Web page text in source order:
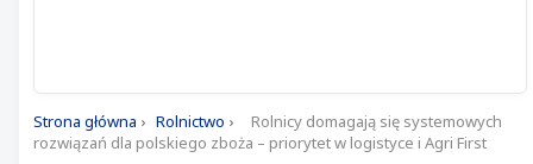
Strona główna › Rolnictwo ›
Rolnicy domagają się systemowych
rozwiązań dla polskiego zboża – priorytet w logistyce i Agri First